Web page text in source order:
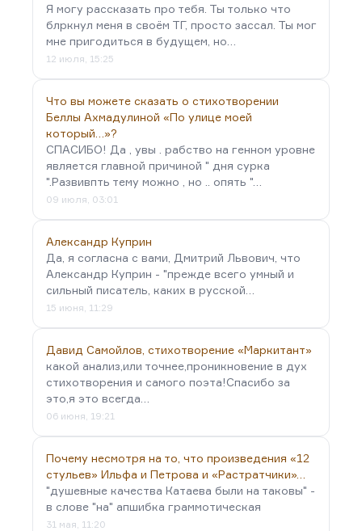
Я могу рассказать про тебя. Ты только что
блркнул меня в своём ТГ, просто зассал. Ты мог
мне пригодиться в будущем, но…
12 июля, 15:25
Что вы можете сказать о стихотворении
Беллы Ахмадулиной «По улице моей
который…»?
СПАСИБО! Да , увы . рабство на генном уровне
является главной причиной " дня сурка
".Развивпть тему можно , но .. опять "…
09 июля, 03:01
Александр Куприн
Да, я согласна с вами, Дмитрий Львович, что
Александр Куприн - "прежде всего умный и
сильный писатель, каких в русской…
15 июня, 11:29
Давид Самойлов, стихотворение «Маркитант»
какой анализ,или точнее,проникновение в дух
стихотворения и самого поэта!Спасибо за
это,я это всегда…
06 июня, 19:21
Почему несмотря на то, что произведения «12
стульев» Ильфа и Петрова и «Растратчики»…
"душевные качества Катаева были на таковы" -
в слове "на" апшибка граммотическая
31 мая, 11:20